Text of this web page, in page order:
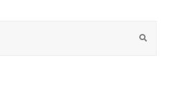
Submit